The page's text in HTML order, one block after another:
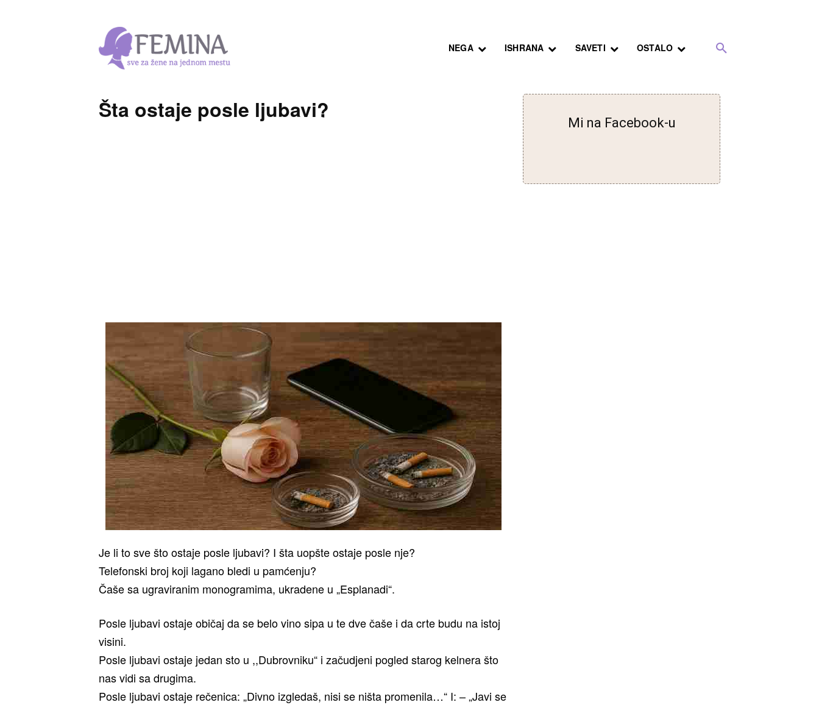
NEGA ISHRANA SAVETI OSTALO
Šta ostaje posle ljubavi?
Je li to sve što ostaje posle ljubavi? I šta uopšte ostaje posle nje?
Telefonski broj koji lagano bledi u pamćenju?
Čaše sa ugraviranim monogramima, ukradene u „Esplanadi“.
Posle ljubavi ostaje običaj da se belo vino sipa u te dve čaše i da crte budu na istoj
visini.
Posle ljubavi ostaje jedan sto u ,,Dubrovniku“ i začudjeni pogled starog kelnera što
nas vidi sa drugima.
Posle ljubavi ostaje rečenica: „Divno izgledaš, nisi se ništa promenila…“ I: – „Javi se
Mi na Facebook-u